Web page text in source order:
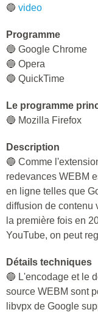
🔵 video
Programme
🔵 Google Chrome
🔵 Opera
🔵 QuickTime
Le programme
🔵 Mozilla Firefox
Description
🔵 Comme
redevances WEBM
en ligne telles que
diffusion de contenu
la première fois en
YouTube, on peut
Détails techniques
🔵 L'encodage et le
source WEBM sont
libvpx de Google